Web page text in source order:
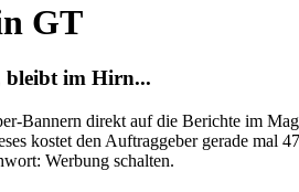
GT
bleibt im Hirn...
Bannern direkt auf die Berichte im
kostet den Auftraggeber gerade mal
Werbung schalten.